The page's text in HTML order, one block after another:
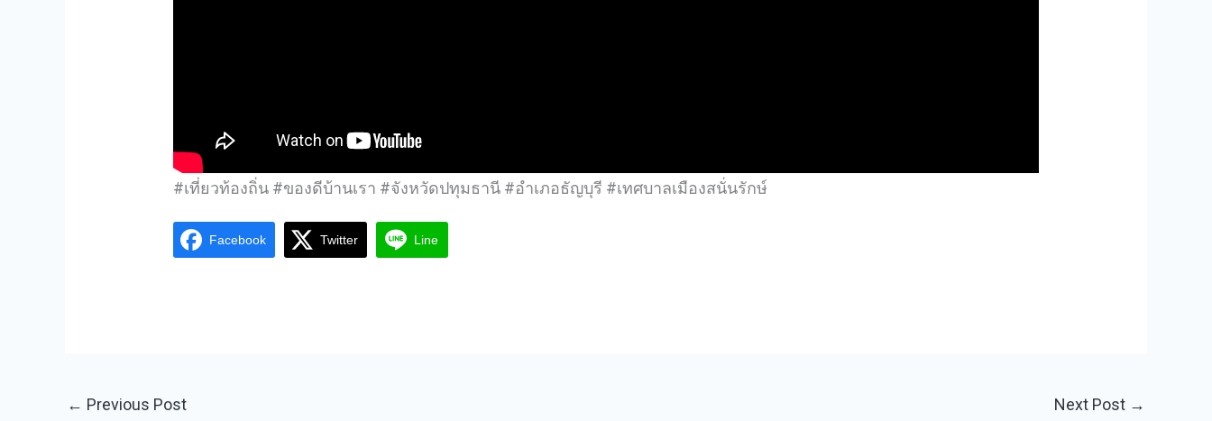
#เที่ยวท้องถิ่น #ของดีบ้านเรา #จังหวัดปทุมธานี #อำเภอธัญบุรี #เทศบาลเมืองสนั่นรักษ์
Facebook Twitter Line
← Previous Post Next Post →